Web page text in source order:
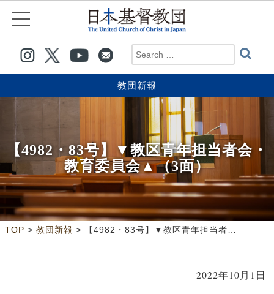
教団新報
【4982・83号】▼教区青年担当者会・
教育委員会▲（3面）
TOP > 教団新報 > 【4982・83号】▼教区青年担当者会・教育委員会▲（3面）
2022年10月1日